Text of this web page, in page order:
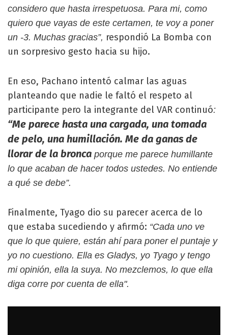
considero que hasta irrespetuosa. Para mi, como
quiero que vayas de este certamen, te voy a poner
un -3. Muchas gracias”, respondió La Bomba con
un sorpresivo gesto hacia su hijo.
En eso, Pachano intentó calmar las aguas
planteando que nadie le faltó el respeto al
participante pero la integrante del VAR continuó:
“Me parece hasta una cargada, una tomada
de pelo, una humillación. Me da ganas de
llorar de la bronca porque me parece humillante
lo que acaban de hacer todos ustedes. No entiende
a qué se debe”.
Finalmente, Tyago dio su parecer acerca de lo
que estaba sucediendo y afirmó: “Cada uno ve
que lo que quiere, están ahí para poner el puntaje y
yo no cuestiono. Ella es Gladys, yo Tyago y tengo
mi opinión, ella la suya. No mezclemos, lo que ella
diga corre por cuenta de ella".